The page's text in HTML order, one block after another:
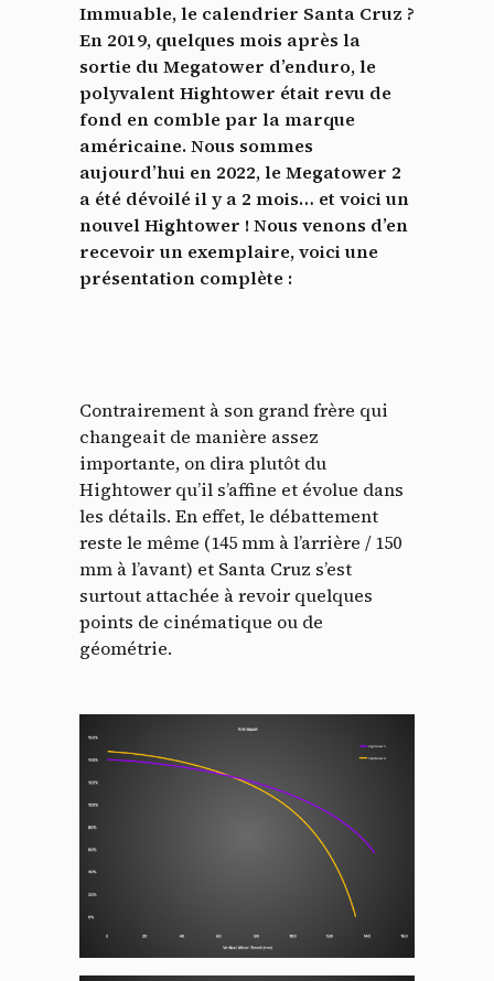
Immuable, le calendrier Santa Cruz ?
En 2019, quelques mois après la
sortie du Megatower d’enduro, le
polyvalent Hightower était revu de
fond en comble par la marque
américaine. Nous sommes
aujourd’hui en 2022, le Megatower 2
a été dévoilé il y a 2 mois… et voici un
nouvel Hightower ! Nous venons d’en
recevoir un exemplaire, voici une
présentation complète :
Contrairement à son grand frère qui
changeait de manière assez
importante, on dira plutôt du
Hightower qu’il s’affine et évolue dans
les détails. En effet, le débattement
reste le même (145 mm à l’arrière / 150
mm à l’avant) et Santa Cruz s’est
surtout attachée à revoir quelques
points de cinématique ou de
géométrie.